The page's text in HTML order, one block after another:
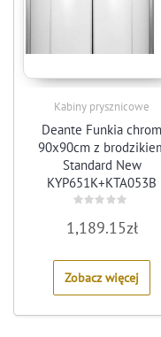
Kabiny prysznicowe
Deante Funkia chrom
90x90cm z
Standard New
KYP651K+KTA053B
0
out
5
1,189.15zł
Zobacz więcej